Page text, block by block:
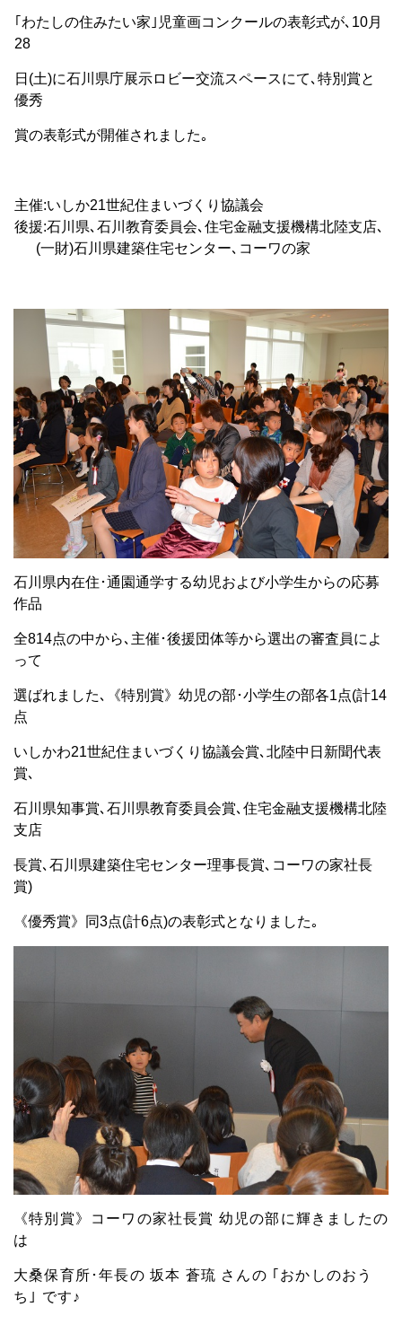
｢わたしの住みたい家｣児童画コンクールの表彰式が､10月
28
日(土)に石川県庁展示ロビー交流スペースにて､特別賞と
優秀
賞の表彰式が開催されました｡
主催:いしか21世紀住まいづくり協議会
後援:石川県､石川教育委員会､住宅金融支援機構北陸支店､
(一財)石川県建築住宅センター､コーワの家
石川県内在住･通園通学する幼児および小学生からの応募
作品
全814点の中から､主催･後援団体等から選出の審査員によ
って
選ばれました､《特別賞》幼児の部･小学生の部各1点(計14
点
いしかわ21世紀住まいづくり協議会賞､北陸中日新聞代表
賞､
石川県知事賞､石川県教育委員会賞､住宅金融支援機構北陸
支店
長賞､石川県建築住宅センター理事長賞､コーワの家社長
賞)
《優秀賞》同3点(計6点)の表彰式となりました｡
《特別賞》コーワの家社長賞 幼児の部に輝きましたの
は
大桑保育所･年長の 坂本 蒼琉 さんの ｢おかしのおう
ち｣ です♪